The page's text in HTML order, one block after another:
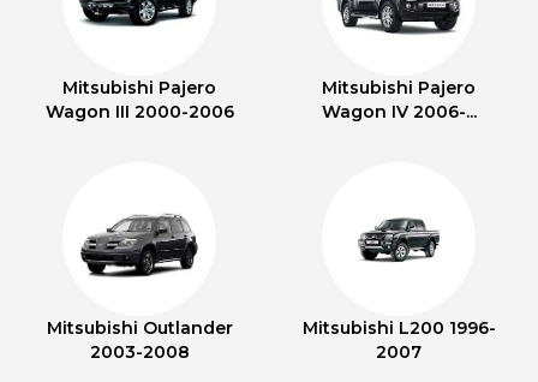
Mitsubishi Pajero
Wagon III 2000-2006
Mitsubishi Pajero
Wagon IV 2006-...
Mitsubishi Outlander
2003-2008
Mitsubishi L200 1996-
2007